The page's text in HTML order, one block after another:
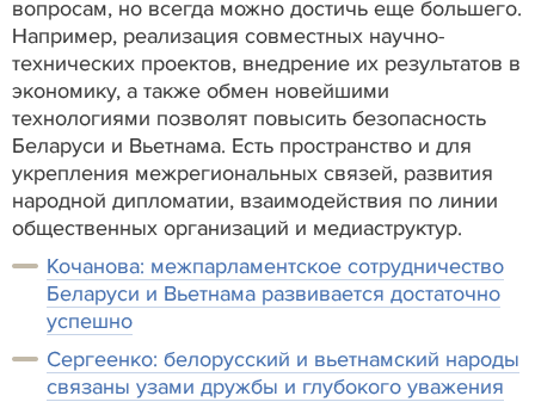
вопросам, но всегда можно достичь еще большего.
Например, реализация совместных научно-
технических проектов, внедрение их результатов в
экономику, а также обмен новейшими
технологиями позволят повысить безопасность
Беларуси и Вьетнама. Есть пространство и для
укрепления межрегиональных связей, развития
народной дипломатии, взаимодействия по линии
общественных организаций и медиаструктур.
Кочанова: межпарламентское сотрудничество
Беларуси и Вьетнама развивается достаточно
успешно
Сергеенко: белорусский и вьетнамский народы
связаны узами дружбы и глубокого уважения